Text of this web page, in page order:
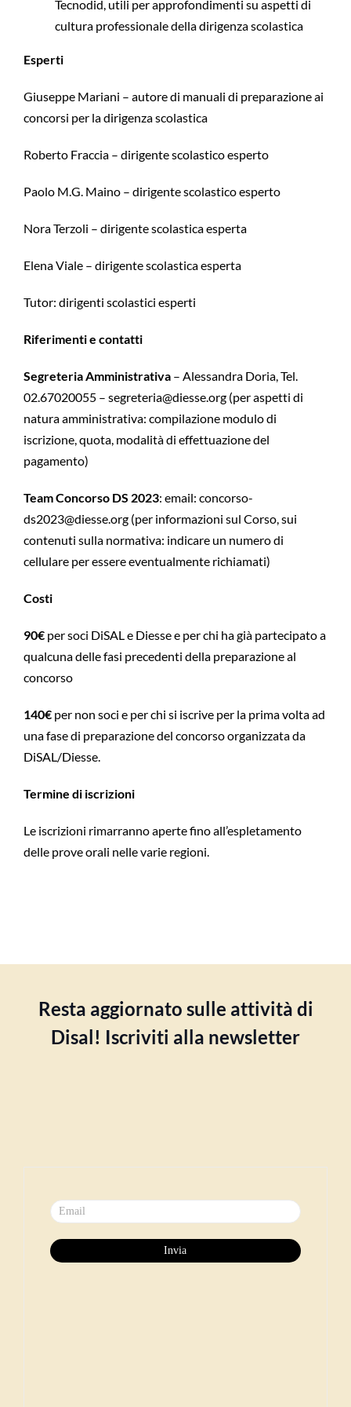
Tecnodid, utili per approfondimenti su aspetti di
cultura professionale della dirigenza scolastica
Esperti
Giuseppe Mariani – autore di manuali di preparazione ai
concorsi per la dirigenza scolastica
Roberto Fraccia – dirigente scolastico esperto
Paolo M.G. Maino – dirigente scolastico esperto
Nora Terzoli – dirigente scolastica esperta
Elena Viale – dirigente scolastica esperta
Tutor: dirigenti scolastici esperti
Riferimenti e contatti
Segreteria Amministrativa– Alessandra Doria, Tel.
02.67020055 – segreteria@diesse.org (per aspetti di
natura amministrativa: compilazione modulo di
iscrizione, quota, modalità di effettuazione del
pagamento)
Team Concorso DS 2023: email: concorso-
ds2023@diesse.org (per informazioni sul Corso, sui
contenuti sulla normativa: indicare un numero di
cellulare per essere eventualmente richiamati)
Costi
90€ per soci DiSAL e Diesse e per chi ha già partecipato a
qualcuna delle fasi precedenti della preparazione al
concorso
140€per non soci e per chi si iscrive per la prima volta ad
una fase di preparazione del concorso organizzata da
DiSAL/Diesse.
Termine di iscrizioni
Le iscrizioni rimarranno aperte fino all’espletamento
delle prove orali nelle varie regioni.
Resta aggiornato sulle attività di
Disal! Iscriviti alla newsletter